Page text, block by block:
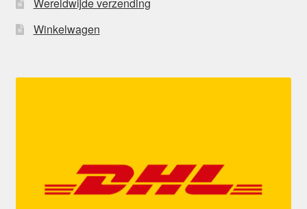
Winkelwagen